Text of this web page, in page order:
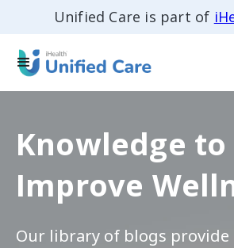
Unified Care is part of
Knowledge to
Improve
Our library of blogs provide